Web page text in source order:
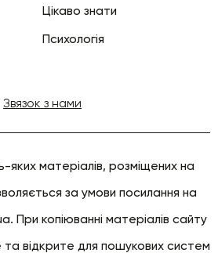
Цікаво знати
Психологія
Звязок з нами
яких матеріалів, розміщених на
за умови посилання на
При копіюванні матеріалів сайту
відкрите для пошукових систем